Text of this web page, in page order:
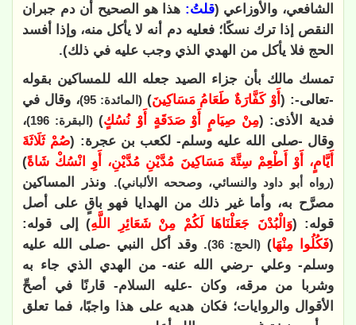
الشافعي، والأوزاعي (قلتُ: هذا هو الصحيح أن دم جبران
النقص إذا ترك نسكًا؛ فعليه دم أنه لا يأكل منه، وإذا أفسد
الحج فلا يأكل من الهدي الذي وجب عليه في ذلك).
تمسك مالك بأن جزاء الصيد جعله الله للمساكين بقوله
-تعالى-: (أَوْ كَفَّارَةٌ طَعَامُ مَسَاكِينَ)(المائدة: 95 )، وقال في
فدية الأذى: (مِنْ صِيَامٍ أَوْ صَدَقَةٍ أَوْ نُسُكٍ)(البقرة: 196 )،
وقال -صلى الله عليه وسلم- لكعب بن عجرة: (صُمْ ثَلَاثَةَ
أَيَّامٍ، أَوْ أَطْعِمْ سِتَّةَ مَسَاكِينَ مُدَّيْنِ مُدَّيْنِ، ‌أَوِ ‌انْسُكْ ‌شَاةً)
(رواه أبو داود والنسائي، وصححه الألباني). ونذر المساكين
مصرَّح به، وأما غير ذلك من الهدايا فهو باقٍ على أصل
قوله: (وَالْبُدْنَ جَعَلْنَاهَا لَكُمْ مِنْ شَعَائِرِ اللَّهِ) إلى قوله:
(فَكُلُوا مِنْهَا) (الحج: 36)
. وقد أكل النبي -صلى الله عليه
وسلم- وعلي -رضي الله عنه- من الهدي الذي جاء به
وشربا من مرقه، وكان -عليه السلام- قارنًا في أصحِّ
الأقوال والروايات؛ فكان هديه على هذا واجبًا، فما تعلق